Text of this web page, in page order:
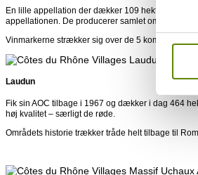
En lille appellation der dækker 109 hektar, og
appellationen. De producerer samlet omkring
Vinmarkerne strækker sig over de 5 kommuner
Laudun
Fik sin AOC tilbage i 1967 og dækker i dag 464
høj kvalitet – særligt de røde.
Områdets historie trækker tråde helt tilbage til